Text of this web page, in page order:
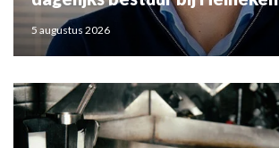
5 augustus 2026